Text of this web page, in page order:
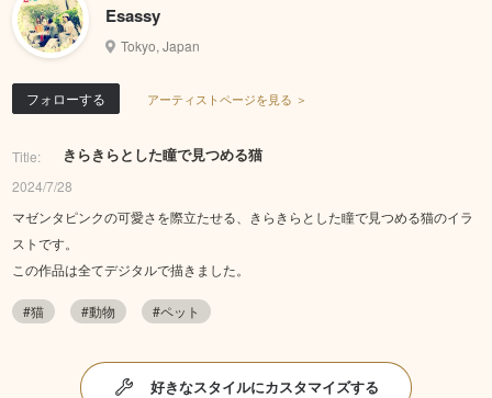
Esassy
Tokyo, Japan
フォローする アーティストページを見る ＞
Title: きらきらとした瞳で見つめる猫
2024/7/28
マゼンタピンクの可愛さを際立たせる、きらきらとした瞳で見つめる猫のイラ
ストです。
この作品は全てデジタルで描きました。
#猫 #動物 #ペット
好きなスタイルにカスタマイズする